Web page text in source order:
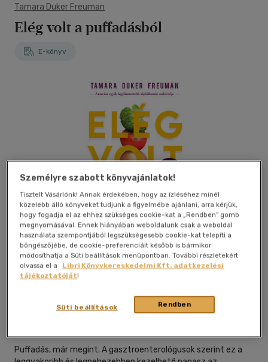
Tamara Duker Freuman
Elég volt a puffadásból
E-könyv
Beleolvasok
Puffadás, már megint. A gasztroenterológusok szerint ez a
Személyre szabott könyvajánlatok!
Tisztelt Vásárlónk! Annak érdekében, hogy az ízléséhez minél
közelebb álló könyveket tudjunk a figyelmébe ajánlani, arra kérjük,
hogy fogadja el az ehhez szükséges cookie-kat a „Rendben” gomb
megnyomásával. Ennek hiányában weboldalunk csak a weboldal
használata szempontjából legszükségesebb cookie-kat telepíti a
böngészőjébe, de cookie-preferenciáit később is bármikor
módosíthatja a Süti beállítások menüpontban. További részletekért
olvassa el a
Libri Könyvkereskedelmi Kft. adatkezelési
tájékoztatóját!
Rendben
Süti beállítások